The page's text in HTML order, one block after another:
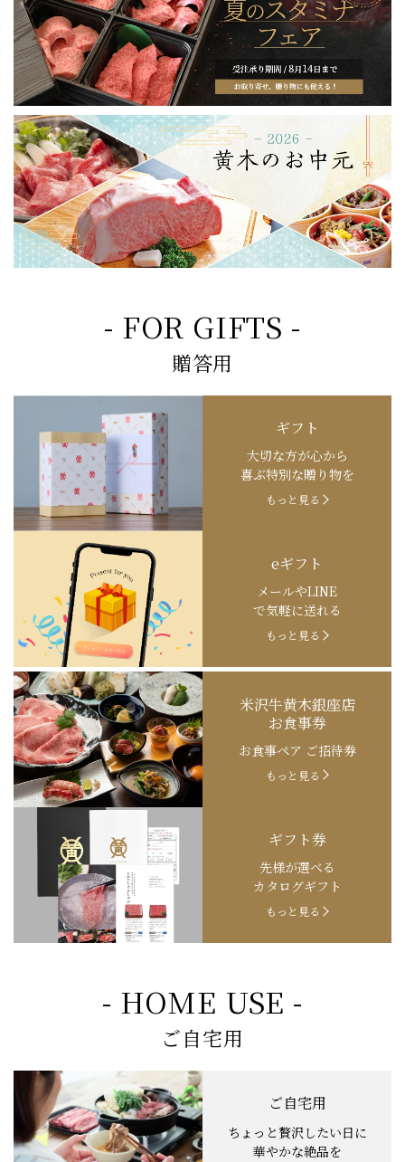
- FOR GIFTS -
贈答用
ギフト
大切な方が心から
喜ぶ特別な贈り物を
もっと見る
eギフト
メールやLINE
で気軽に送れる
もっと見る
米沢牛黄木銀座店
お食事券
お食事ペア ご招待券
もっと見る
ギフト券
先様が選べる
カタログギフト
もっと見る
- HOME USE -
ご自宅用
ご自宅用
ちょっと贅沢したい日に
華やかな絶品を